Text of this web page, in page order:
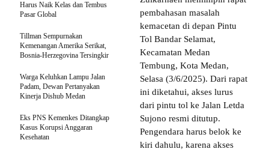
pembahasan masalah
kemacetan di depan Pintu
Tol Bandar Selamat,
Kecamatan Medan
Tembung, Kota Medan,
Selasa (3/6/2025). Dari rapat
ini diketahui, akses lurus
dari pintu tol ke Jalan Letda
Sujono resmi ditutup.
Pengendara harus belok ke
kiri dahulu, karena akses
Harus Naik Kelas dan Tembus
Pasar Global
Tillman Sempurnakan
Kemenangan Amerika Serikat,
Bosnia-Herzegovina Tersingkir
Warga Keluhkan Lampu Jalan
Padam, Dewan Pertanyakan
Kinerja Dishub Medan
Eks PNS Kemenkes Ditangkap
Kasus Korupsi Anggaran
Kesehatan